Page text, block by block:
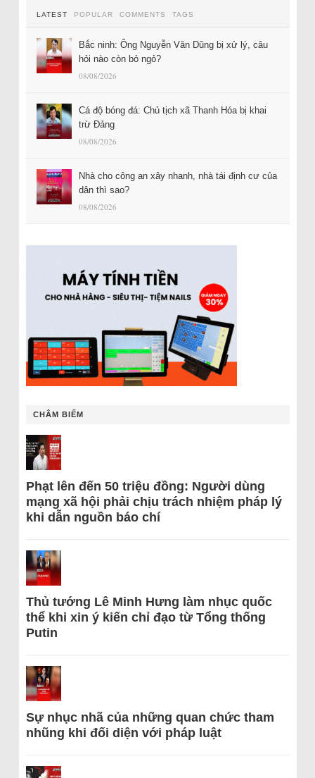
LATEST POPULAR COMMENTS TAGS
Bắc ninh: Ông Nguyễn Văn Dũng bị xử lý, câu
hỏi nào còn bỏ ngỏ?
08/08/2026
Cá độ bóng đá: Chủ tịch xã Thanh Hóa bị khai
trừ Đảng
08/08/2026
Nhà cho công an xây nhanh, nhà tái định cư của
dân thì sao?
08/08/2026
CHÂM BIẾM
Phạt lên đến 50 triệu đồng: Người dùng
mạng xã hội phải chịu trách nhiệm pháp lý
khi dẫn nguồn báo chí
Thủ tướng Lê Minh Hưng làm nhục quốc
thể khi xin ý kiến chỉ đạo từ Tổng thống
Putin
Sự nhục nhã của những quan chức tham
nhũng khi đối diện với pháp luật